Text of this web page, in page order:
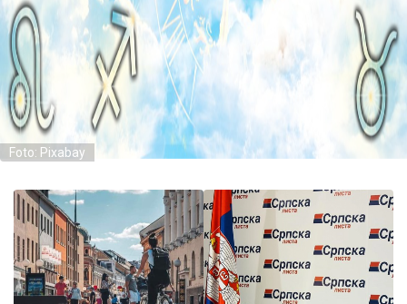
Foto: Pixabay